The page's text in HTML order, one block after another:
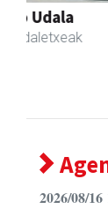
La Salle
Andoain -
2026/08/16